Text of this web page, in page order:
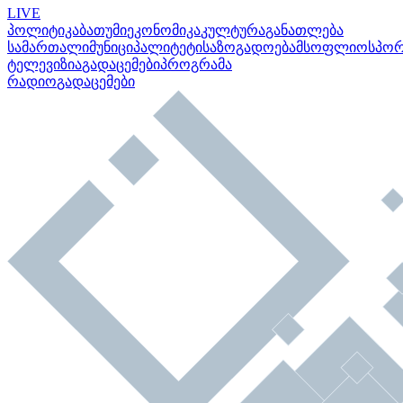
LIVE
პოლიტიკაბათუმიეკონომიკაკულტურაგანათლება
სამართალიმუნიციპალიტეტისაზოგადოებამსოფლიო
ტელევიზიაგადაცემებიპროგრამა
რადიოგადაცემები